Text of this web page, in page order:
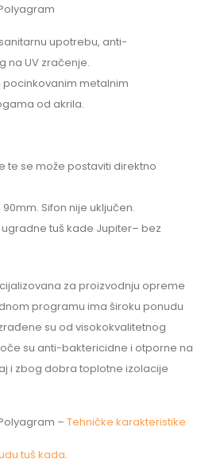
upotrebu, anti-
na UV zračenje.
pocinkovanim metalnim
od akrila.
te se može postaviti direktno
Sifon nije uključen.
tuš kade Jupiter– bez
za proizvodnju opreme
programu ima široku ponudu
su od visokokvalitetnog
su anti-baktericidne i otporne na
i zbog dobra toplotne izolacije
– Tehničke karakteristike
tuš kada.